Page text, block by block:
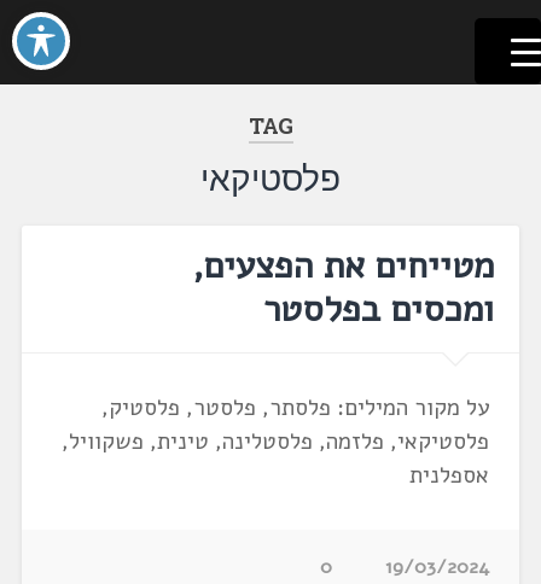
דלג
לתוכן
לשוניאדה
עברית. לשון. שפה
TAG
פלסטיקאי
מטייחים את הפצעים,
ומכסים בפלסטר
על מקור המילים: פלסתר, פלסטר, פלסטיק,
פלסטיקאי, פלזמה, פלסטלינה, טינית, פשקוויל,
אספלנית
19/03/2024
0